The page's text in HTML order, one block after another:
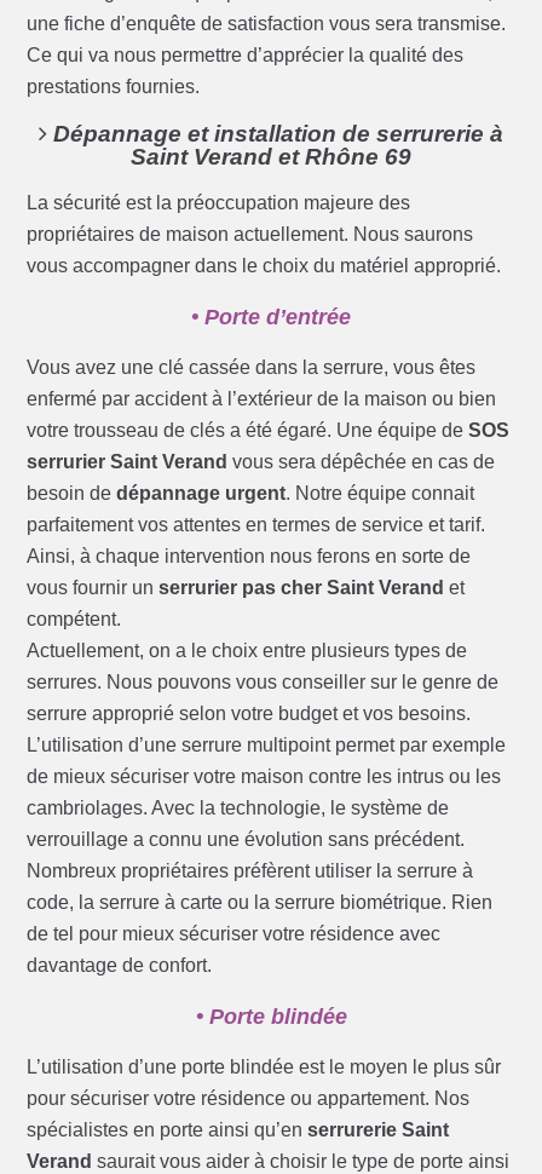
une fiche d’enquête de satisfaction vous sera transmise.
Ce qui va nous permettre d’apprécier la qualité des
prestations fournies.
Dépannage et installation de serrurerie à
Saint Verand et Rhône 69
La sécurité est la préoccupation majeure des
propriétaires de maison actuellement. Nous saurons
vous accompagner dans le choix du matériel approprié.
• Porte d’entrée
Vous avez une clé cassée dans la serrure, vous êtes
enfermé par accident à l’extérieur de la maison ou bien
votre trousseau de clés a été égaré. Une équipe deSOS
serrurier Saint Verand vous sera dépêchée en cas de
besoin dedépannage urgent. Notre équipe connait
parfaitement vos attentes en termes de service et tarif.
Ainsi, à chaque intervention nous ferons en sorte de
vous fournir unserrurier pas cher Saint Verand et
compétent.
Actuellement, on a le choix entre plusieurs types de
serrures. Nous pouvons vous conseiller sur le genre de
serrure approprié selon votre budget et vos besoins.
L’utilisation d’une serrure multipoint permet par exemple
de mieux sécuriser votre maison contre les intrus ou les
cambriolages. Avec la technologie, le système de
verrouillage a connu une évolution sans précédent.
Nombreux propriétaires préfèrent utiliser la serrure à
code, la serrure à carte ou la serrure biométrique. Rien
de tel pour mieux sécuriser votre résidence avec
davantage de confort.
• Porte blindée
L’utilisation d’une porte blindée est le moyen le plus sûr
pour sécuriser votre résidence ou appartement. Nos
spécialistes en porte ainsi qu’enserrurerie Saint
Verand saurait vous aider à choisir le type de porte ainsi